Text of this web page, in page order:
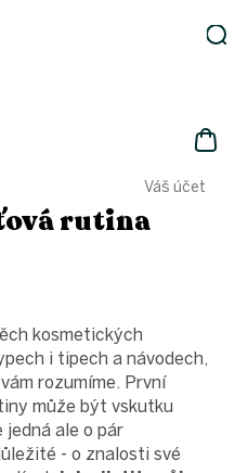
Váš účet
rutina
kosmetických
i tipech a návodech,
rozumíme. První
může být vskutku
ale o pár
- o znalosti své